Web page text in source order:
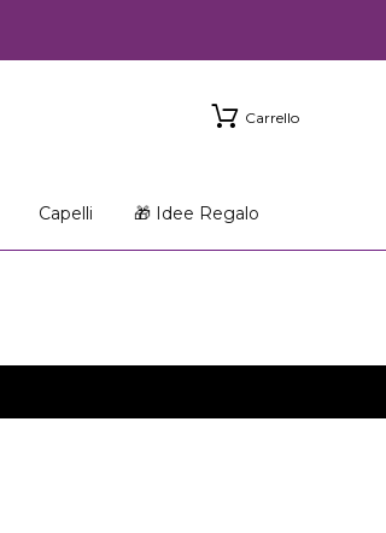
Carrello
Capelli 🎁 Idee Regalo